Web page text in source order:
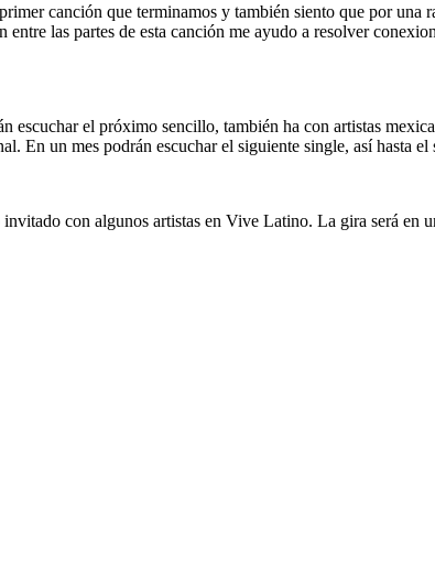
canción que terminamos y también siento que por una
las partes de esta canción me ayudo a resolver
el próximo sencillo, también ha con artistas
En un mes podrán escuchar el siguiente single, así hasta el
con algunos artistas en Vive Latino. La gira será en